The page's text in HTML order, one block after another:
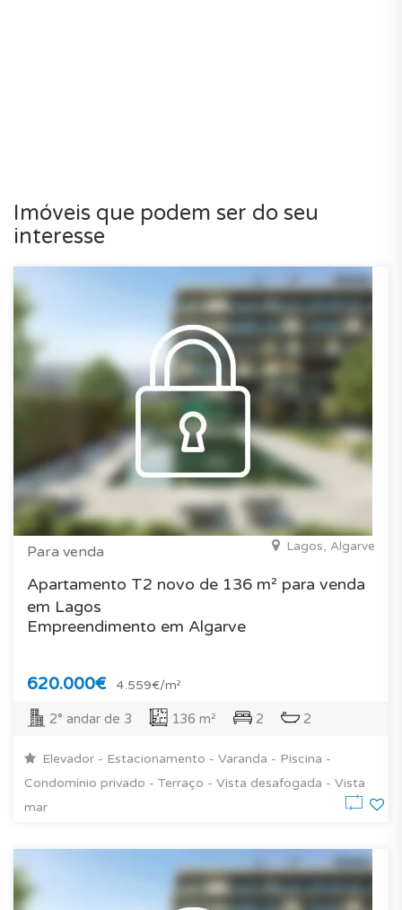
Imóveis que podem ser do seu
interesse
Para venda Lagos, Algarve
Apartamento T2 novo de 136 m² para venda
em Lagos
Empreendimento em Algarve
620.000€ 4.559€/m²
2° andar de 3 136 m² 2 2
Elevador - Estacionamento - Varanda - Piscina -
Condomínio privado - Terraço - Vista desafogada - Vista
mar